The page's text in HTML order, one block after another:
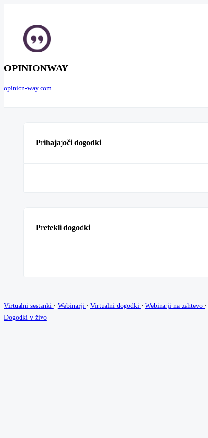
OPINIONWAY
opinion-way.com
Prihajajoči dogodki
Pretekli dogodki
Virtualni sestanki ∙ Webinarji ∙ Virtualni dogodki ∙ Webinarji na zahtevo ∙
Dogodki v živo